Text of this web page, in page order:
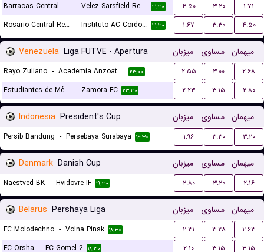
Barracas Central Reserves
- Velez Sarsfield Reserves ۲۱:۳۰ ۴.۵۰ ۳.۲۰
۱.۷۱
Rosario Central Reserves - Instituto AC Cordoba Reserves ۲۱:۳۰ ۱.۶۷ ۳.۳۰ ۴.۵۰
Venezuela Liga FUTVE - Apertura میزبان مساوی میهمان
Rayo Zuliano - Academia Anzoategui ۲۳:۰۰ ۲.۵۵ ۳.۰۰
۲.۶۸
Estudiantes de Mérida - Zamora FC ۲۳:۳۰ ۲.۲۳ ۳.۱۵ ۲.۸۰
Indonesia President's Cup میزبان مساوی میهمان
Persib Bandung - Persebaya Surabaya ۱۶:۳۰ ۱.۹۶ ۳.۳۰ ۳.۲۰
Denmark Danish Cup میزبان مساوی میهمان
Naestved BK - Hvidovre IF ۱۹:۳۰ ۲.۸۰ ۳.۲۰ ۲.۱۶
Belarus Pershaya Liga میزبان مساوی میهمان
FC Molodechno - Volna Pinsk ۱۸:۳۰ ۲.۳۱ ۳.۲۸
۲.۶۳
FC Orsha - FC Gomel 2 ۱۸:۳۰ ۲.۱۰ ۳.۱۵
۳.۱۵